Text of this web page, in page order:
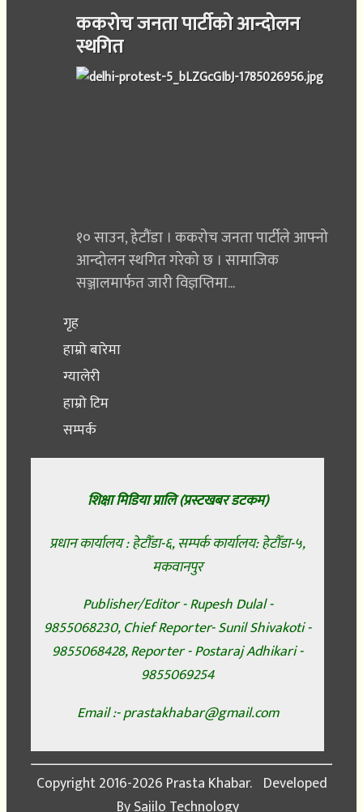
ककरोच जनता पार्टीको आन्दोलन
स्थगित
१० साउन, हेटौंडा । ककरोच जनता पार्टीले आफ्नो
आन्दोलन स्थगित गरेको छ । सामाजिक
सञ्जालमार्फत जारी विज्ञप्तिमा...
गृह
हाम्रो बारेमा
ग्यालेरी
हाम्रो टिम
सम्पर्क
शिक्षा मिडिया प्रालि (प्रस्टखबर डटकम)
प्रधान कार्यालय : हेटौँडा-६, सम्पर्क कार्यालय: हेटौँडा-५,
मकवानपुर
Publisher/Editor - Rupesh Dulal -
9855068230, Chief Reporter- Sunil Shivakoti -
9855068428, Reporter - Postaraj Adhikari -
9855069254
Email :- prastakhabar@gmail.com
Copyright2016-2026 Prasta Khabar. Developed
BySajilo Technology